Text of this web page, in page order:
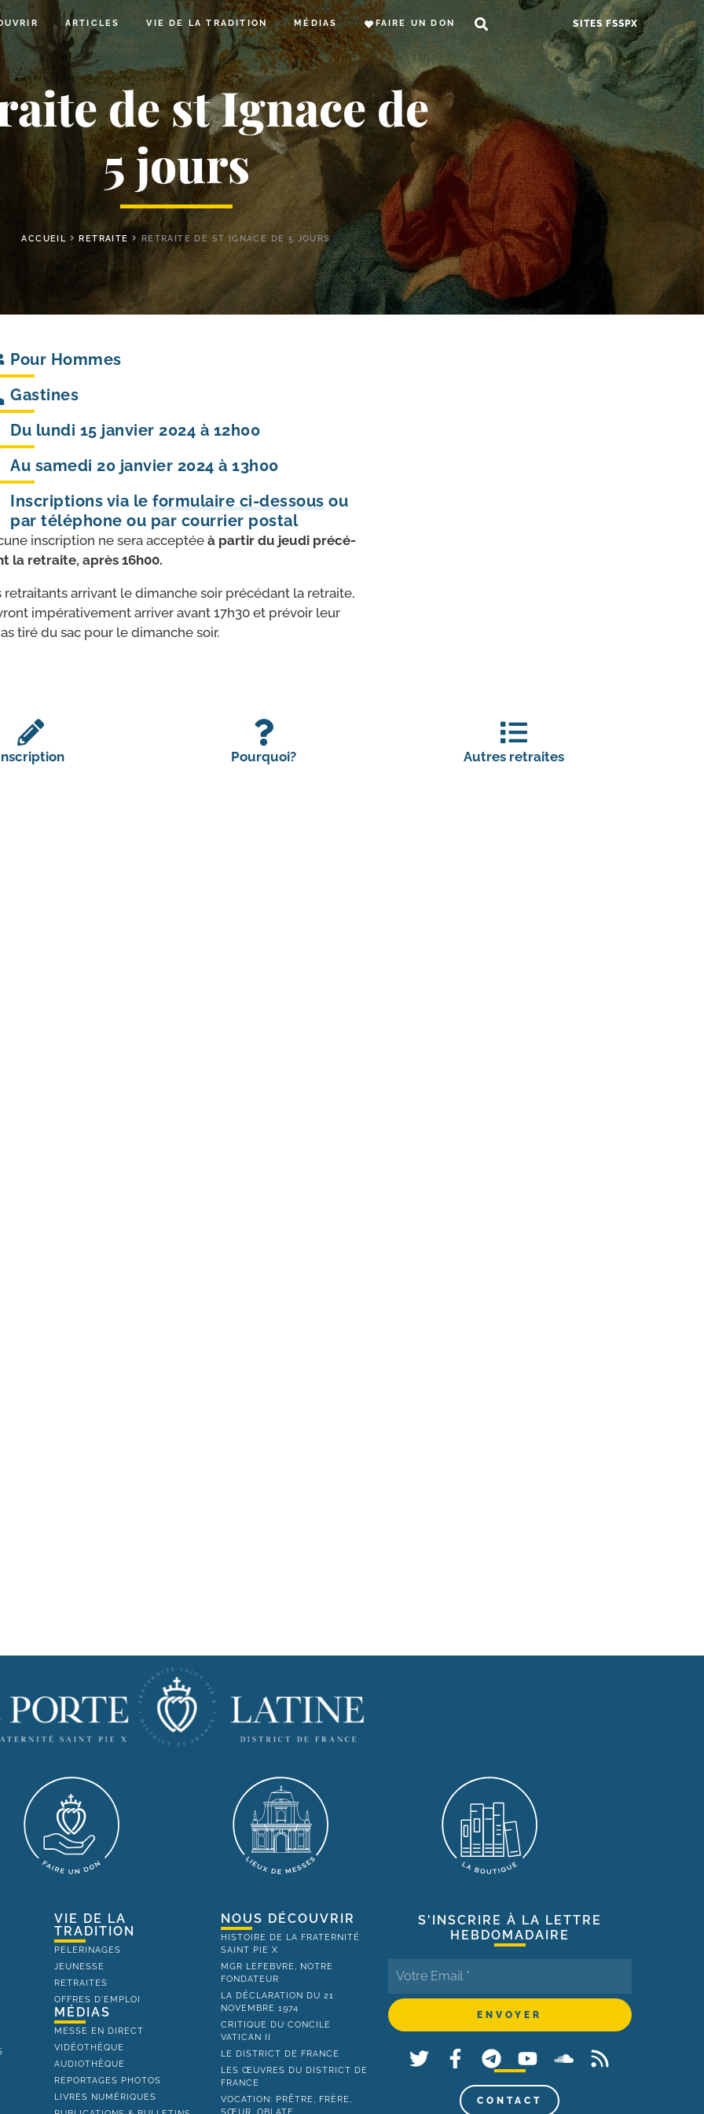
ARTICLES VIE DE LA TRADITION MÉDIAS FAIRE UN DON SITES FSSPX
de st Ignace de
5 jours
ACCUEIL RETRAITE RETRAITE DE ST IGNACE DE 5 JOURS
Pour Hommes
Gastines
Du lundi 15 janvier 2024 à 12h00
Au samedi 20 janvier 2024 à 13h00
Inscriptions via le formulaire ci-dessous ou
par téléphone ou par courrier postal
ins­crip­tion ne sera accep­tée à par­tir du jeu­di pré­cé­
la retraite, après 16h00.
retrai­tants arri­vant le dimanche soir pré­cé­dant la retraite,
impé­ra­ti­ve­ment arri­ver avant 17h30 et pré­voir leur
tiré du sac pour le dimanche soir.
Pourquoi? Autres retraites
VIE DE LA
TRADITION
PELERINAGES
JEUNESSE
RETRAITES
OFFRES D'EMPLOI
MÉDIAS
MESSE EN DIRECT
VIDÉOTHÈQUE
AUDIOTHÈQUE
REPORTAGES PHOTOS
LIVRES NUMÉRIQUES
NOUS DÉCOUVRIR
HISTOIRE DE LA FRATERNITÉ
SAINT PIE X
MGR LEFEBVRE, NOTRE
FONDATEUR
LA DÉCLARATION DU 21
NOVEMBRE 1974
CRITIQUE DU CONCILE
VATICAN II
LE DISTRICT DE FRANCE
LES ŒUVRES DU DISTRICT DE
FRANCE
VOCATION: PRÊTRE, FRÈRE,
S'INSCRIRE À LA LETTRE
HEBDOMADAIRE
CONTACT